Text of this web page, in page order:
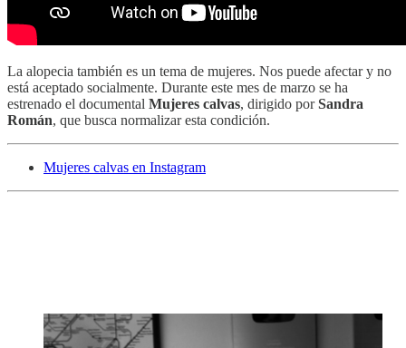
La alopecia también es un tema de mujeres. Nos puede afectar y no
está aceptado socialmente. Durante este mes de marzo se ha
estrenado el documental Mujeres calvas, dirigido porSandra
Román, que busca normalizar esta condición.
Mujeres calvas en Instagram